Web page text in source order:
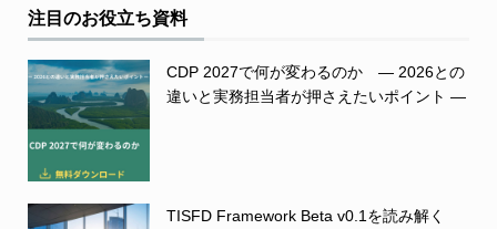
注目のお役立ち資料
CDP 2027で何が変わるのか ― 2026との
違いと実務担当者が押さえたいポイント ―
TISFD Framework Beta v0.1を読み解く